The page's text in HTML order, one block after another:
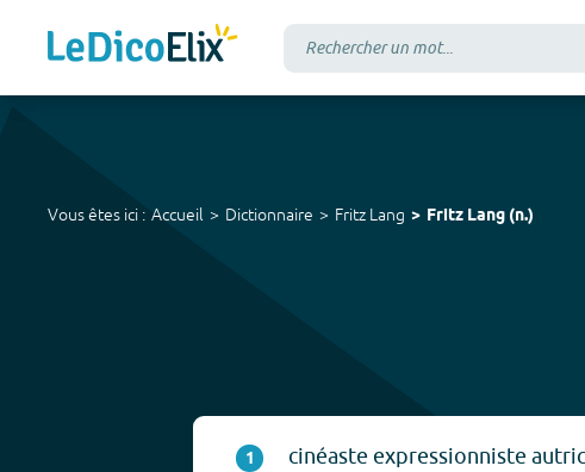
Vous êtes ici : Accueil Dictionnaire Fritz Lang Fritz Lang (n.)
1 cinéaste expressionniste